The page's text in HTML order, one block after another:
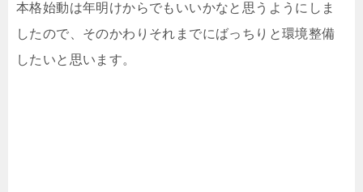
本格始動は年明けからでもいいかなと思うようにしま
したので、そのかわりそれまでにばっちりと環境整備
したいと思います。